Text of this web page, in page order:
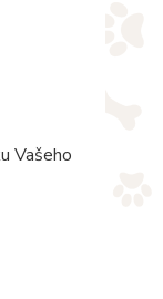
Vašeho